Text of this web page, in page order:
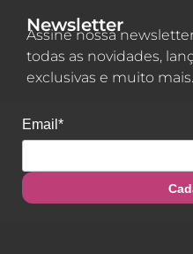
Newsletter
Assine nossa
todas as novidades,
exclusivas e muito mais.
Email*